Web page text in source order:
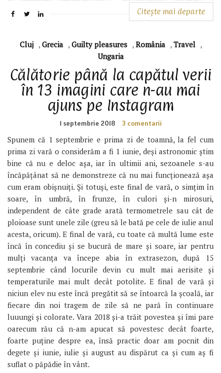
Citește mai departe
Cluj , Grecia , Guilty pleasures , România , Travel ,
Ungaria
Călătorie până la capătul verii
în 13 imagini care n-au mai
ajuns pe Instagram
1 septembrie 2018 3 comentarii
Spunem că 1 septembrie e prima zi de toamnă, la fel cum
prima zi vară o considerăm a fi 1 iunie, deși astronomic știm
bine că nu e deloc așa, iar în ultimii ani, sezoanele s-au
încăpățânat să ne demonstreze că nu mai funcționează așa
cum eram obișnuiți. Și totuși, este final de vară, o simțim în
soare, în umbră, în frunze, în culori și-n mirosuri,
independent de câte grade arată termometrele sau cât de
ploioase sunt unele zile (greu să le bată pe cele de iulie anul
acesta, oricum). E final de vară, cu toate că multă lume este
încă în concediu și se bucură de mare și soare, iar pentru
mulți vacanța va începe abia în extrasezon, după 15
septembrie când locurile devin cu mult mai aerisite și
temperaturile mai mult decât potolite. E final de vară și
niciun elev nu este încă pregătit să se întoarcă la școală, iar
fiecare din noi tragem de zile să ne pară în continuare
luuungi și colorate. Vara 2018 și-a trăit povestea și îmi pare
oarecum rău că n-am apucat să povestesc decât foarte,
foarte puține despre ea, însă practic doar am pocnit din
degete și iunie, iulie și august au dispărut ca și cum aș fi
suflat o păpădie în vânt.